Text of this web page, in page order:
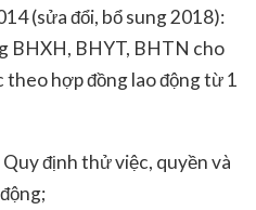
(sửa đổi, bổ sung 2018):
BHXH, BHYT, BHTN cho
theo hợp đồng lao động từ 1
định thử việc, quyền và